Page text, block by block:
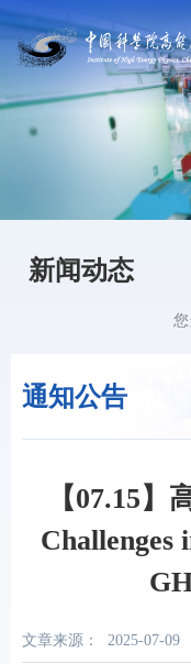
新闻动态
通知公告
您
【07.15】
Challenges
文章来源： 2025-07-09